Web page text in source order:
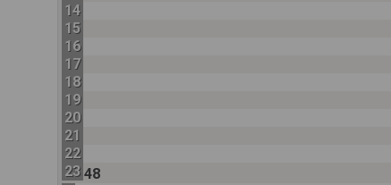
14
15
16
17
18
19
20
21
22
23 48